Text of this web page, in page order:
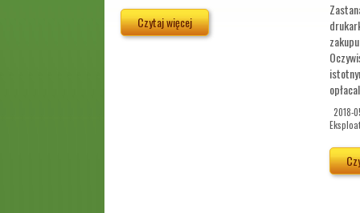
Czytaj więcej
2018-